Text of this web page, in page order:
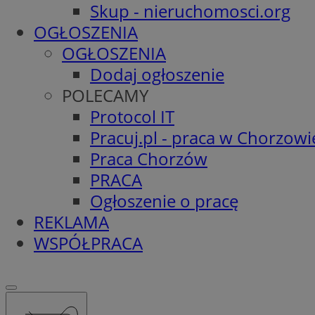
Skup - nieruchomosci.org
OGŁOSZENIA
OGŁOSZENIA
Dodaj ogłoszenie
POLECAMY
Protocol IT
Pracuj.pl - praca w
Praca Chorzów
PRACA
Ogłoszenie o pracę
REKLAMA
WSPÓŁPRACA